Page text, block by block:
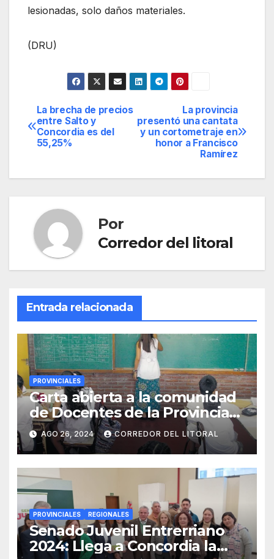
lesionadas, solo daños materiales.
(DRU)
Navegación
de
La provincia
presentó una cantata
y un cortometraje en
honor a Francisco
Ramírez
La brecha de precios
entre Salto y
Concordia es del
55,25%
Por
Corredor del litoral
Entrada relacionada
PROVINCIALES
Carta abierta a la comunidad
de Docentes de la Provincia
de Entre Ríos
AGO 26, 2024 CORREDOR DEL LITORAL
PROVINCIALES REGIONALES
Senado Juvenil Entrerriano
2024: Llega a Concordia la